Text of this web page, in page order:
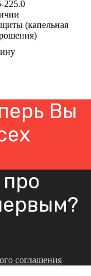
225.0
(капельная
Вы
соглашения